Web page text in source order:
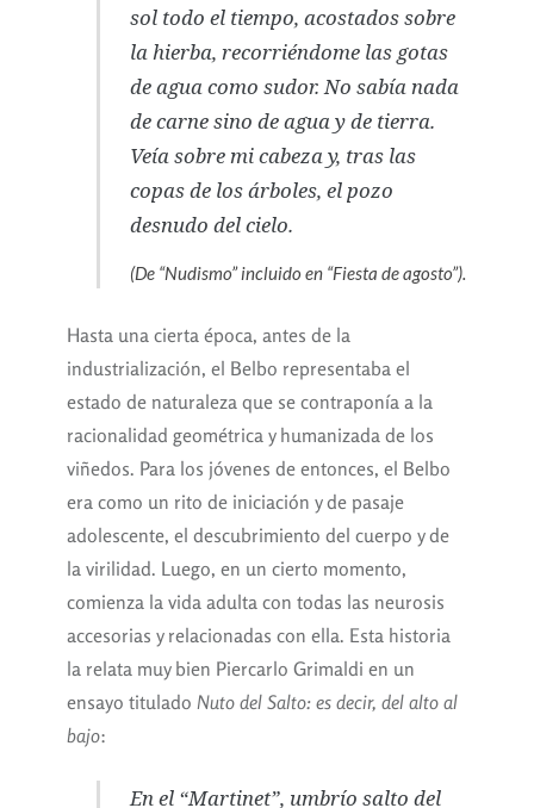
sol todo el tiempo, acostados sobre
la hierba, recorriéndome las gotas
de agua como sudor. No sabía nada
de carne sino de agua y de tierra.
Veía sobre mi cabeza y, tras las
copas de los árboles, el pozo
desnudo del cielo.
(De “Nudismo” incluido en “Fiesta de agosto”).
Hasta una cierta época, antes de la
industrialización, el Belbo representaba el
estado de naturaleza que se contraponía a la
racionalidad geométrica y humanizada de los
viñedos. Para los jóvenes de entonces, el Belbo
era como un rito de iniciación y de pasaje
adolescente, el descubrimiento del cuerpo y de
la virilidad. Luego, en un cierto momento,
comienza la vida adulta con todas las neurosis
accesorias y relacionadas con ella. Esta historia
la relata muy bien Piercarlo Grimaldi en un
ensayo titulado Nuto del Salto: es decir, del alto al
bajo:
En el “Martinet”, umbrío salto del